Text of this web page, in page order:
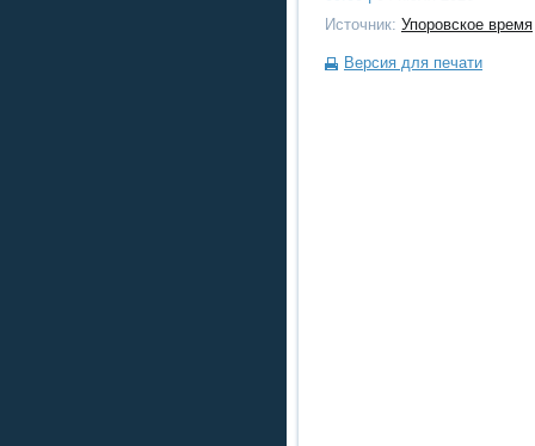
Источник: Упоровское время
Версия для печати